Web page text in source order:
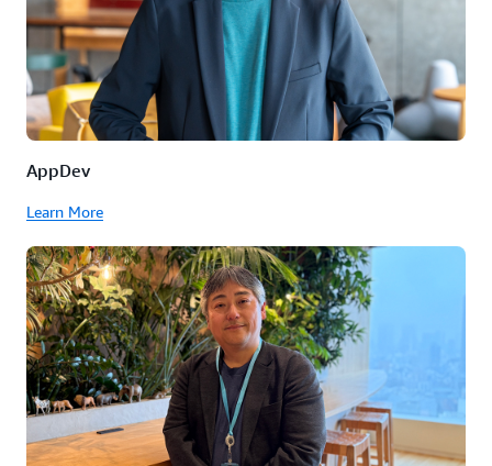
AppDev
Learn More